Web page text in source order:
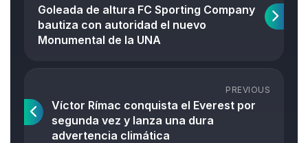
Goleada de altura FC Sporting Company
bautiza con autoridad el nuevo
Monumental de la UNA
PREVIOUS
Víctor Rímac conquista el Everest por
segunda vez y lanza una dura
advertencia climática